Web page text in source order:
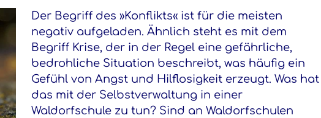
Der Begriff des »Konflikts« ist für die meisten
negativ aufgeladen. Ähnlich steht es mit dem
Begriff Krise, der in der Regel eine gefährliche,
bedrohliche Situation beschreibt, was häufig ein
Gefühl von Angst und Hilflosigkeit erzeugt. Was hat
das mit der Selbstverwaltung in einer
Waldorfschule zu tun? Sind an Waldorfschulen